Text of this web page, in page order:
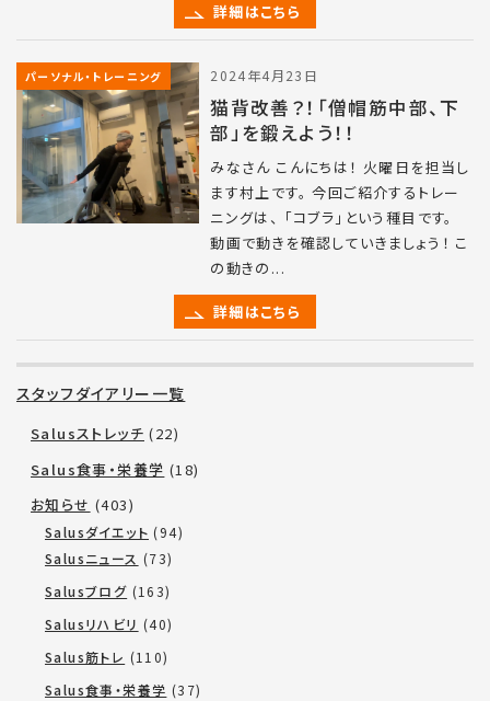
スタッフダイアリー一覧
Salusストレッチ (22)
Salus食事・栄養学 (18)
お知らせ (403)
Salusダイエット (94)
Salusニュース (73)
Salusブログ (163)
Salusリハビリ (40)
Salus筋トレ (110)
Salus食事・栄養学 (37)
詳細はこちら
パーソナル・トレーニング 2024年4月23日
猫背改善？！「僧帽筋中部、下
部」を鍛えよう！！
みなさん こんにちは！ 火曜日を担当し
ます村上です。 今回ご紹介するトレー
ニングは、 「コブラ」という種目です。
動画で動きを確認していきましょう！ こ
の動きの...
詳細はこちら